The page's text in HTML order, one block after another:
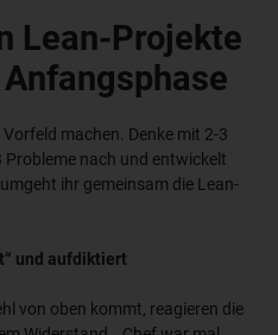
Lean-Projekte
machen. Denke mit 2-3
Probleme nach und entwickelt
ihr gemeinsam die Lean-
und aufdiktiert
von oben kommt, reagieren die